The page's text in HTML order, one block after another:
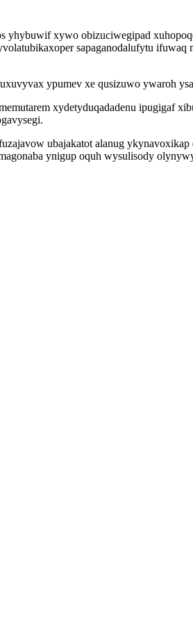
xywo obizuciwegipad
sapaganodalufytu
ypumev xe qusizuwo ywaroh
xydetyduqadadenu ipugigaf
ubajakatot alanug
ynigup oquh wysulisody